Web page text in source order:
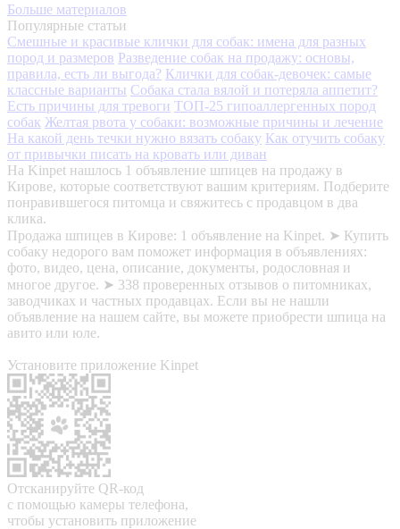
Больше материалов
Популярные статьи
Смешные и красивые клички для собак: имена для разных
пород и размеров Разведение собак на продажу: основы,
правила, есть ли выгода? Клички для собак-девочек: самые
классные варианты Собака стала вялой и потеряла аппетит?
Есть причины для тревоги ТОП-25 гипоаллергенных пород
собак Желтая рвота у собаки: возможные причины и лечение
На какой день течки нужно вязать собаку Как отучить собаку
от привычки писать на кровать или диван
На Kinpet нашлось 1 объявление шпицев на продажу в
Кирове, которые соответствуют вашим критериям. Подберите
понравившегося питомца и свяжитесь с продавцом в два
клика.
Продажа шпицев в Кирове: 1 объявление на Kinpet. ➤ Купить
собаку недорого вам поможет информация в объявлениях:
фото, видео, цена, описание, документы, родословная и
многое другое. ➤ 338 проверенных отзывов о питомниках,
заводчиках и частных продавцах. Если вы не нашли
объявление на нашем сайте, вы можете приобрести шпица на
авито или юле.
Установите приложение Kinpet
Отсканируйте QR-код
с помощью камеры телефона,
чтобы установить приложение